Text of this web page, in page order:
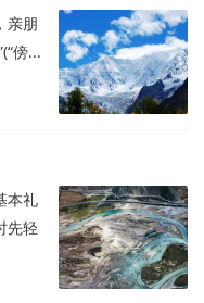
亲朋
傍...
本礼
先轻